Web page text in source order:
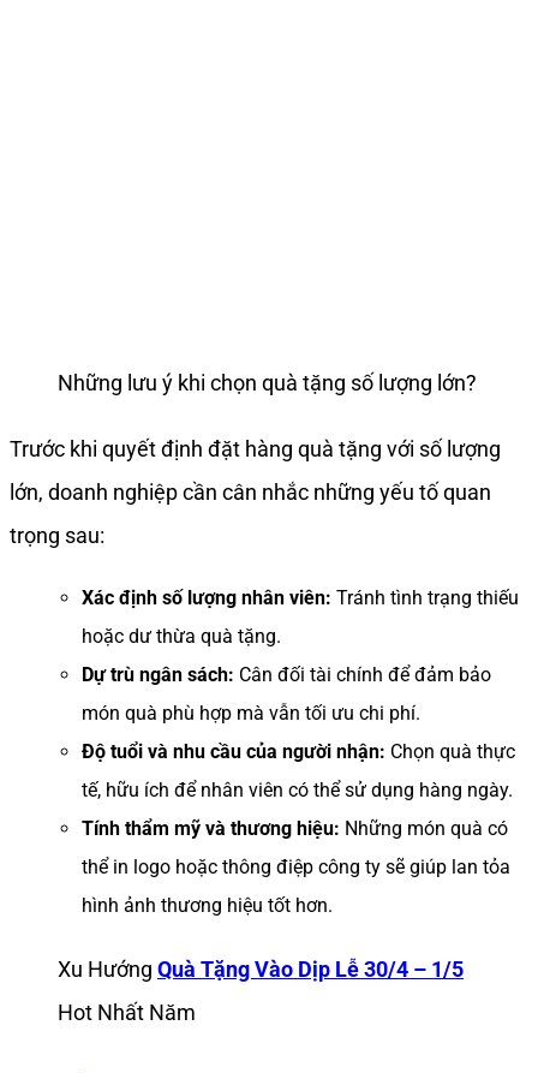
Những lưu ý khi chọn quà tặng số lượng lớn?
Trước khi quyết định đặt hàng quà tặng với số lượng
lớn, doanh nghiệp cần cân nhắc những yếu tố quan
trọng sau:
Xác định số lượng nhân viên: Tránh tình trạng thiếu
hoặc dư thừa quà tặng.
Dự trù ngân sách: Cân đối tài chính để đảm bảo
món quà phù hợp mà vẫn tối ưu chi phí.
Độ tuổi và nhu cầu của người nhận: Chọn quà thực
tế, hữu ích để nhân viên có thể sử dụng hàng ngày.
Tính thẩm mỹ và thương hiệu: Những món quà có
thể in logo hoặc thông điệp công ty sẽ giúp lan tỏa
hình ảnh thương hiệu tốt hơn.
Xu Hướng Quà Tặng Vào Dịp Lễ 30/4 – 1/5
Hot Nhất Năm